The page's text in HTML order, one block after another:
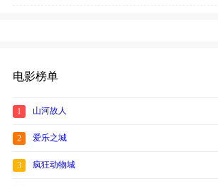
电影榜单
1 山河故人
2 爱乐之城
3 疯狂动物城